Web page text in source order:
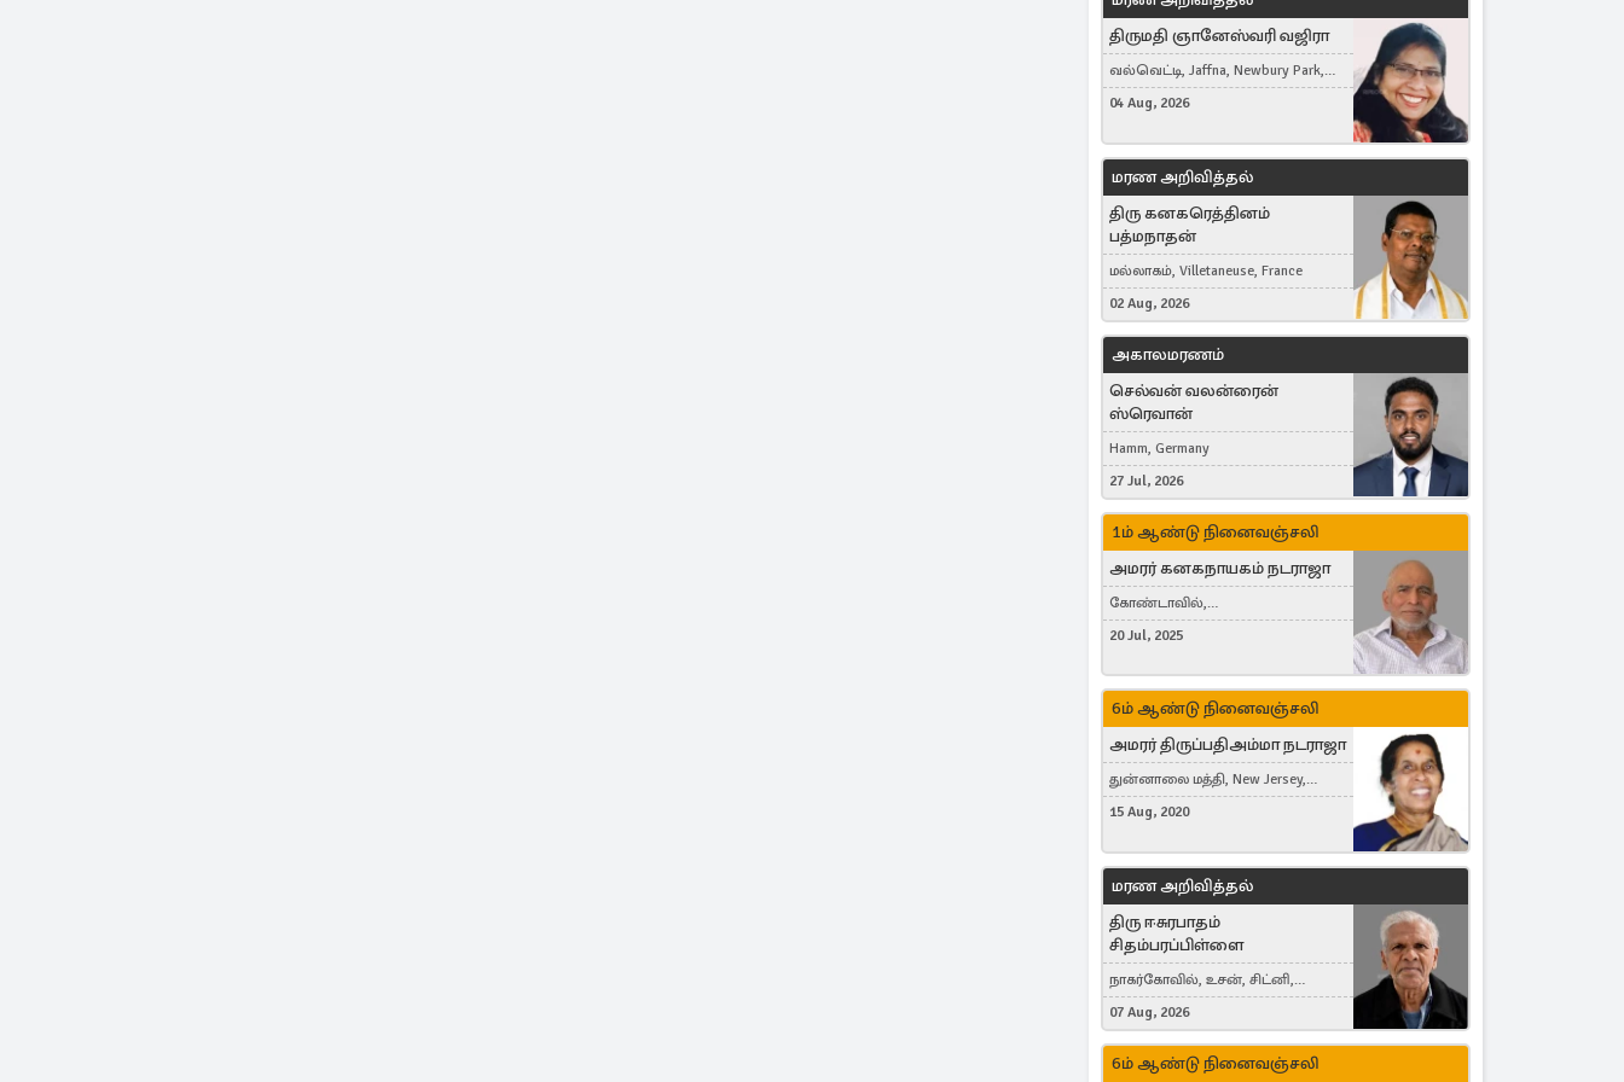
திருமதி ஞானேஸ்வரி வஜிரா
வல்வெட்டி, Jaffna, Newbury Park,
United Kingdom
04 Aug, 2026
மரண அறிவித்தல்
திரு கனகரெத்தினம்
பத்மநாதன்
மல்லாகம், Villetaneuse, France
02 Aug, 2026
அகாலமரணம்
செல்வன் வலன்ரைன்
ஸ்ரெவான்
Hamm, Germany
27 Jul, 2026
1ம் ஆண்டு நினைவஞ்சலி
அமரர் கனகநாயகம் நடராஜா
கோண்டாவில்,
புன்னாலைக்கட்டுவன், சவுதி
Germany, Brampton, Canada
20 Jul, 2025
6ம் ஆண்டு நினைவஞ்சலி
அமரர் திருப்பதிஅம்மா நடராஜா
துன்னாலை மத்தி, New Jersey,
United States, Toronto, Canada
15 Aug, 2020
மரண அறிவித்தல்
திரு ஈசுரபாதம்
சிதம்பரப்பிள்ளை
நாகர்கோவில், உசன், சிட்னி,
Australia
07 Aug, 2026
6ம் ஆண்டு நினைவஞ்சலி